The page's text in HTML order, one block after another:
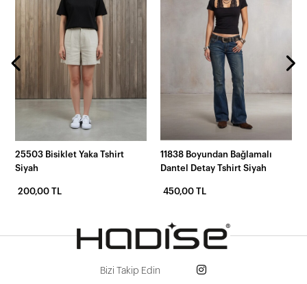
25503 Bisiklet Yaka Tshirt
Siyah
200,00 TL
11838 Boyundan Bağlamalı
Dantel Detay Tshirt Siyah
450,00 TL
Bizi Takip Edin